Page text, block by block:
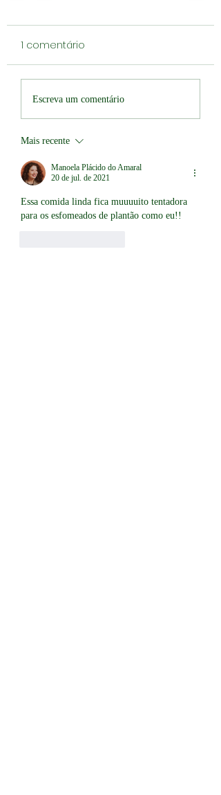
1 comentário
Escreva um comentário
Mais recente
Manoela Plácido do Amaral
20 de jul. de 2021
Essa comida linda fica muuuuito tentadora
para os esfomeados de plantão como eu!!